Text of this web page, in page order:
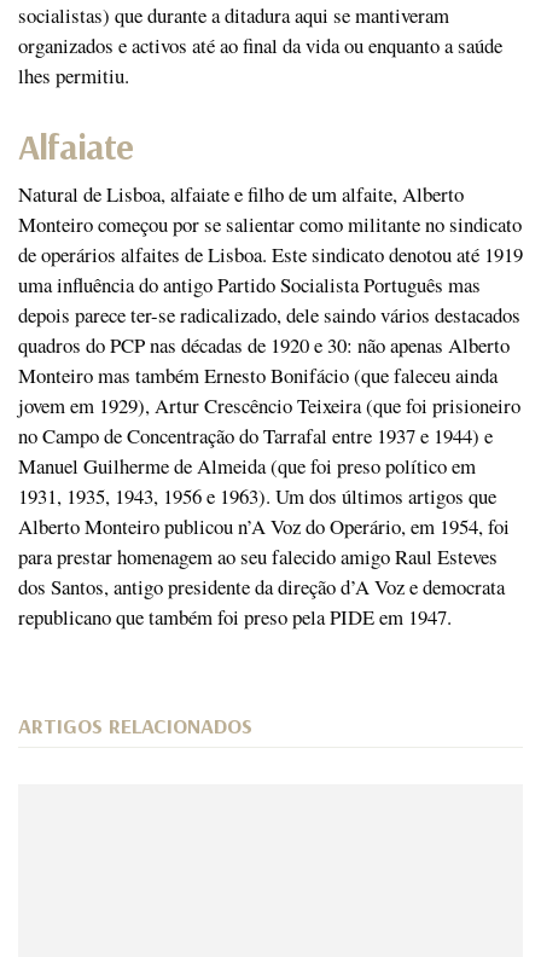
socialistas) que durante a ditadura aqui se mantiveram
organizados e activos até ao final da vida ou enquanto a saúde
lhes permitiu.
Alfaiate
Natural de Lisboa, alfaiate e filho de um alfaite, Alberto
Monteiro começou por se salientar como militante no sindicato
de operários alfaites de Lisboa. Este sindicato denotou até 1919
uma influência do antigo Partido Socialista Português mas
depois parece ter-se radicalizado, dele saindo vários destacados
quadros do PCP nas décadas de 1920 e 30: não apenas Alberto
Monteiro mas também Ernesto Bonifácio (que faleceu ainda
jovem em 1929), Artur Crescêncio Teixeira (que foi prisioneiro
no Campo de Concentração do Tarrafal entre 1937 e 1944) e
Manuel Guilherme de Almeida (que foi preso político em
1931, 1935, 1943, 1956 e 1963). Um dos últimos artigos que
Alberto Monteiro publicou n’A Voz do Operário, em 1954, foi
para prestar homenagem ao seu falecido amigo Raul Esteves
dos Santos, antigo presidente da direção d’A Voz e democrata
republicano que também foi preso pela PIDE em 1947.
ARTIGOS RELACIONADOS